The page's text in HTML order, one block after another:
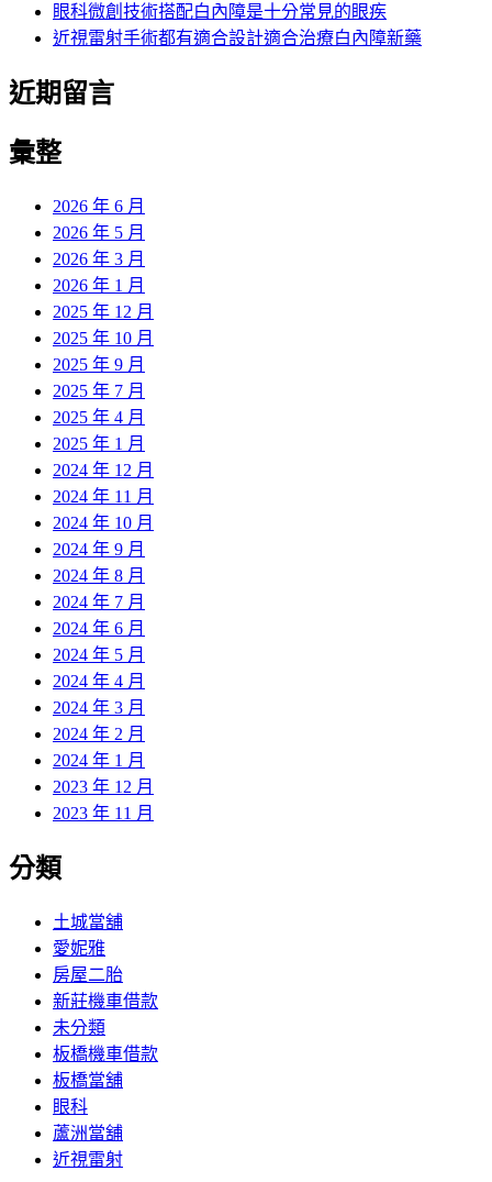
眼科微創技術搭配白內障是十分常見的眼疾
近視雷射手術都有適合設計適合治療白內障新藥
近期留言
彙整
2026 年 6 月
2026 年 5 月
2026 年 3 月
2026 年 1 月
2025 年 12 月
2025 年 10 月
2025 年 9 月
2025 年 7 月
2025 年 4 月
2025 年 1 月
2024 年 12 月
2024 年 11 月
2024 年 10 月
2024 年 9 月
2024 年 8 月
2024 年 7 月
2024 年 6 月
2024 年 5 月
2024 年 4 月
2024 年 3 月
2024 年 2 月
2024 年 1 月
2023 年 12 月
2023 年 11 月
分類
土城當舖
愛妮雅
房屋二胎
新莊機車借款
未分類
板橋機車借款
板橋當舖
眼科
蘆洲當舖
近視雷射